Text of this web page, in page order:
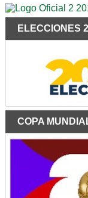
ELECCIONES
COPA